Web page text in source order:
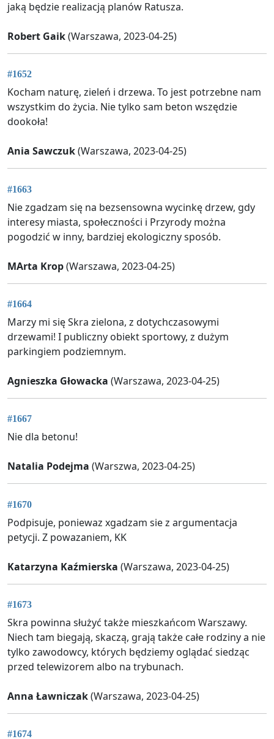
jaką będzie realizacją planów Ratusza.
Robert Gaik(Warszawa, 2023-04-25)
#1652
Kocham naturę, zieleń i drzewa. To jest potrzebne nam
wszystkim do życia. Nie tylko sam beton wszędzie
dookoła!
Ania Sawczuk(Warszawa, 2023-04-25)
#1663
Nie zgadzam się na bezsensowna wycinkę drzew, gdy
interesy miasta, społeczności i Przyrody można
pogodzić w inny, bardziej ekologiczny sposób.
MArta Krop(Warszawa, 2023-04-25)
#1664
Marzy mi się Skra zielona, z dotychczasowymi
drzewami! I publiczny obiekt sportowy, z dużym
parkingiem podziemnym.
Agnieszka Głowacka (Warszawa, 2023-04-25)
#1667
Nie dla betonu!
Natalia Podejma (Warszwa, 2023-04-25)
#1670
Podpisuje, poniewaz xgadzam sie z argumentacja
petycji. Z powazaniem, KK
Katarzyna Kaźmierska (Warszawa, 2023-04-25)
#1673
Skra powinna służyć także mieszkańcom Warszawy.
Niech tam biegają, skaczą, grają także całe rodziny a nie
tylko zawodowcy, których będziemy oglądać siedząc
przed telewizorem albo na trybunach.
Anna Ławniczak(Warszawa, 2023-04-25)
#1674